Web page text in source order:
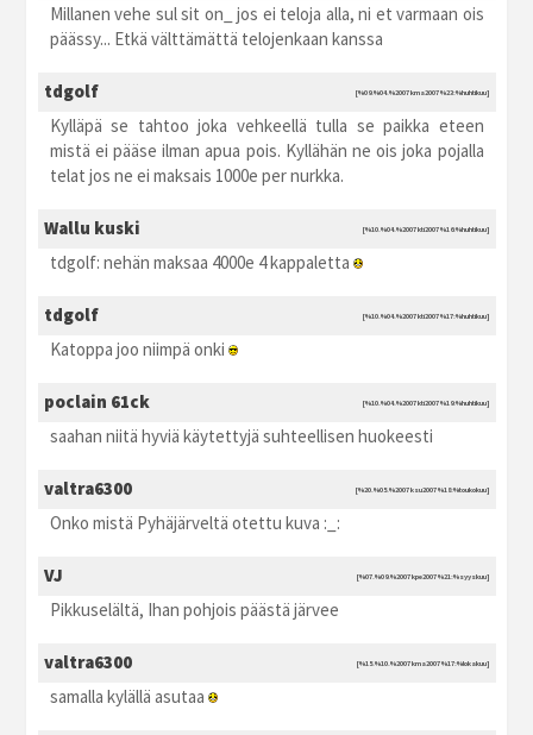
Millanen vehe sul sit on_ jos ei teloja alla, ni et varmaan ois
päässy... Etkä välttämättä telojenkaan kanssa
tdgolf [%09.%04.%2007 kma2007 %23:%huhtikuu]
Kylläpä se tahtoo joka vehkeellä tulla se paikka eteen
mistä ei pääse ilman apua pois. Kyllähän ne ois joka pojalla
telat jos ne ei maksais 1000e per nurkka.
Wallu kuski [%10.%04.%2007 kti2007 %16:%huhtikuu]
tdgolf: nehän maksaa 4000e 4 kappaletta
tdgolf [%10.%04.%2007 kti2007 %17:%huhtikuu]
Katoppa joo niimpä onki
poclain 61ck [%10.%04.%2007 kti2007 %19:%huhtikuu]
saahan niitä hyviä käytettyjä suhteellisen huokeesti
valtra6300 [%20.%05.%2007 ksu2007 %18:%toukokuu]
Onko mistä Pyhäjärveltä otettu kuva :_:
VJ [%07.%09.%2007 kpe2007 %21:%syyskuu]
Pikkuselältä, Ihan pohjois päästä järvee
valtra6300 [%15.%10.%2007 kma2007 %17:%lokakuu]
samalla kylällä asutaa